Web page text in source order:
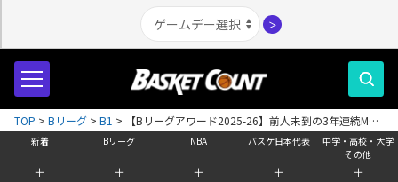
＞
新着
＋
Bリーグ
＋
NBA
＋
バスケ日本代表
＋
中学・高校・大学
その他
＋
TOP > Bリーグ > B1 >
【Bリーグアワード2025-26】前人未到の3年連続MVP
受賞を果たしたD.J・ニュービル「この賞にふさわしいだけの努力をやってき
た」